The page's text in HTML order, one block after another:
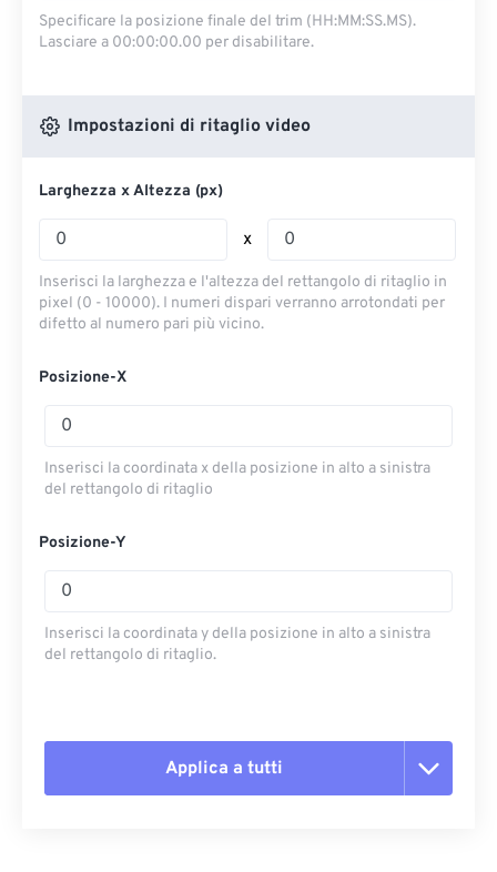
Specificare la posizione finale del trim (HH:MM:SS.MS).
Lasciare a 00:00:00.00 per disabilitare.
Impostazioni di ritaglio video
Larghezza x Altezza (px)
x
Inserisci la larghezza e l'altezza del rettangolo di ritaglio in
pixel (0 - 10000). I numeri dispari verranno arrotondati per
difetto al numero pari più vicino.
Posizione-X
Inserisci la coordinata x della posizione in alto a sinistra
del rettangolo di ritaglio
Posizione-Y
Inserisci la coordinata y della posizione in alto a sinistra
del rettangolo di ritaglio.
Applica a tutti